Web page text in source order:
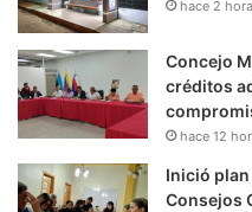
hace 2
Concejo
créditos
hace 12
Inició
Consejos